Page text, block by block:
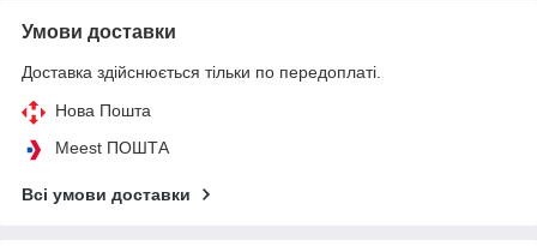
Умови доставки
Доставка здійснюється тільки по передоплаті.
Нова Пошта
Meest ПОШТА
Всі умови доставки